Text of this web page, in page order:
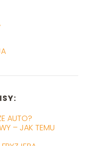
AUTO?
– JAK TEMU